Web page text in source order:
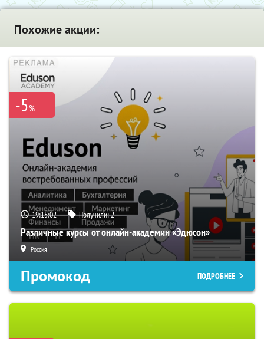
Похожие акции:
-5%
19:15:01 Получили:2
Различные курсы от онлайн-академии «Эдюсон»
Россия
Промокод ПОДРОБНЕЕ